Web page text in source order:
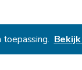
toepassing.